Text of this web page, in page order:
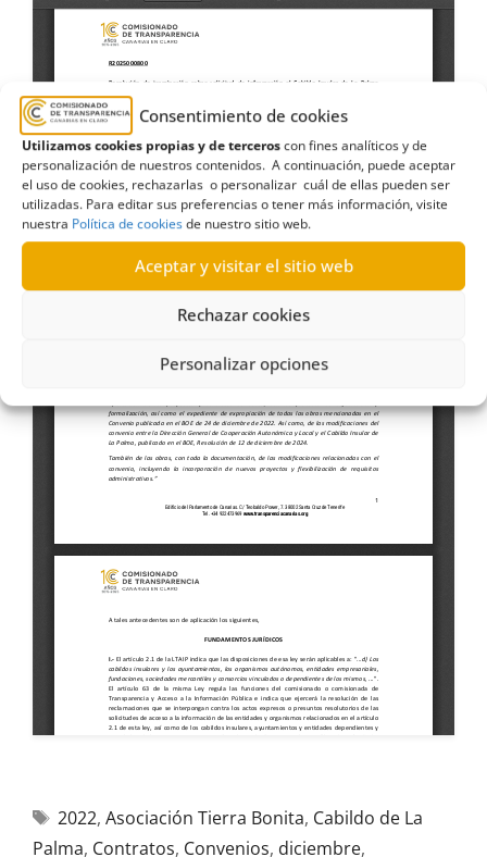
Consentimiento de cookies
Utilizamos cookies propias y de terceroscon fines analíticos y de
personalización de nuestros contenidos. A continuación, puede aceptar
el uso de cookies, rechazarlas o personalizar cuál de ellas pueden ser
utilizadas. Para editar sus preferencias o tener más información, visite
nuestra Política de cookiesde nuestro sitio web.
Aceptar y visitar el sitio web
Rechazar cookies
Personalizar opciones
2022, Asociación Tierra Bonita, Cabildo de La
Palma, Contratos, Convenios, diciembre,